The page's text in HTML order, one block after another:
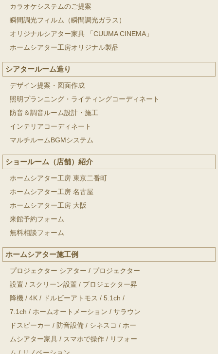
カラオケシステムのご提案
瞬間調光フィルム（瞬間調光ガラス）
オリジナルシアター家具 「CUUMA CINEMA」
ホームシアター工房オリジナル製品
シアタールーム造り
デザイン提案・図面作成
照明プランニング・ライティングコーディネート
防音＆調音ルーム設計・施工
インテリアコーディネート
マルチルームBGMシステム
ショールーム（店舗）紹介
ホームシアター工房 東京二番町
ホームシアター工房 名古屋
ホームシアター工房 大阪
来館予約フォーム
無料相談フォーム
ホームシアター施工例
プロジェクター シアター / プロジェクター
設置 / スクリーン設置 / プロジェクター昇
降機 / 4K / ドルビーアトモス / 5.1ch /
7.1ch / ホームオートメーション / サラウン
ドスピーカー / 防音設備 / シネスコ / ホー
ムシアター家具 / スマホで操作 / リフォー